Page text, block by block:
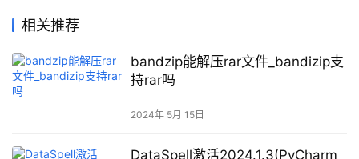
相关推荐
bandzip能解压rar文件_bandizip支
持rar吗
2024年 5月 15日
DataSpell激活2024.1.3(PyCharm